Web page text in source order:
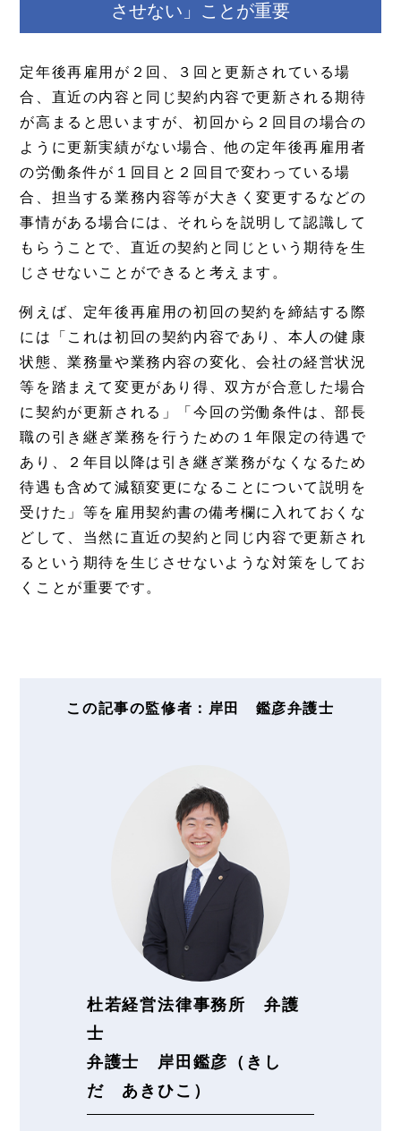
させない」ことが重要
定年後再雇用が２回、３回と更新されている場
合、直近の内容と同じ契約内容で更新される期待
が高まると思いますが、初回から２回目の場合の
ように更新実績がない場合、他の定年後再雇用者
の労働条件が１回目と２回目で変わっている場
合、担当する業務内容等が大きく変更するなどの
事情がある場合には、それらを説明して認識して
もらうことで、直近の契約と同じという期待を生
じさせないことができると考えます。
例えば、定年後再雇用の初回の契約を締結する際
には「これは初回の契約内容であり、本人の健康
状態、業務量や業務内容の変化、会社の経営状況
等を踏まえて変更があり得、双方が合意した場合
に契約が更新される」「今回の労働条件は、部長
職の引き継ぎ業務を行うための１年限定の待遇で
あり、２年目以降は引き継ぎ業務がなくなるため
待遇も含めて減額変更になることについて説明を
受けた」等を雇用契約書の備考欄に入れておくな
どして、当然に直近の契約と同じ内容で更新され
るという期待を生じさせないような対策をしてお
くことが重要です。
この記事の監修者：岸田 鑑彦弁護士
杜若経営法律事務所 弁護
士
弁護士 岸田鑑彦（きし
だ あきひこ）